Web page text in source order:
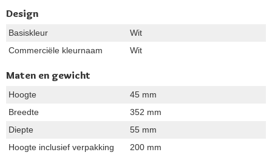
Design
Basiskleur
Wit
Commerciële kleurnaam
Wit
Maten en gewicht
Hoogte
45 mm
Breedte
352 mm
Diepte
55 mm
Hoogte inclusief verpakking
200 mm